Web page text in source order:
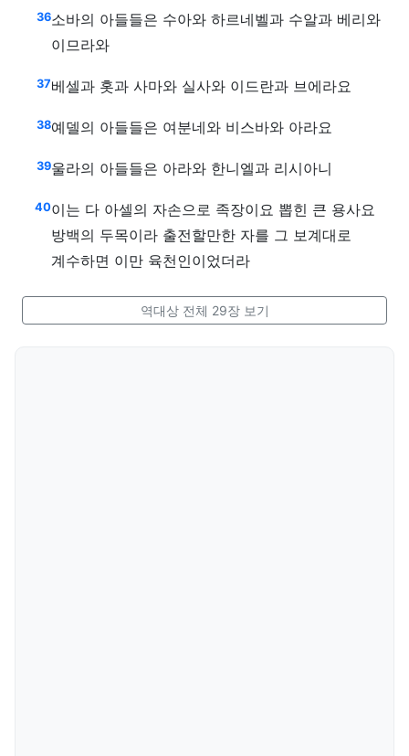
36소바의 아들들은 수아와 하르네벨과 수알과 베리와
이므라와
37베셀과 홋과 사마와 실사와 이드란과 브에라요
38예델의 아들들은 여분네와 비스바와 아라요
39울라의 아들들은 아라와 한니엘과 리시아니
40이는 다 아셀의 자손으로 족장이요 뽑힌 큰 용사요
방백의 두목이라 출전할만한 자를 그 보계대로
계수하면 이만 육천인이었더라
역대상 전체 29장 보기